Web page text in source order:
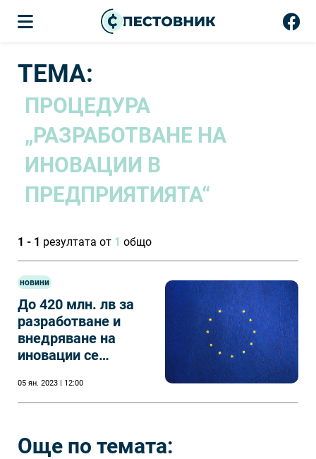
ТЕМА:
ПРОЦЕДУРА
„РАЗРАБОТВАНЕ НА
ИНОВАЦИИ В
ПРЕДПРИЯТИЯТА“
1 - 1 резултата от 1 общо
новини
До 420 млн. лв за
разработване и
внедряване на
иновации се
г.
05 ян. 2023 | 12:00
Още по темата: